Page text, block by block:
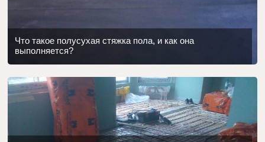
Что такое полусухая стяжка пола, и как она
выполняется?